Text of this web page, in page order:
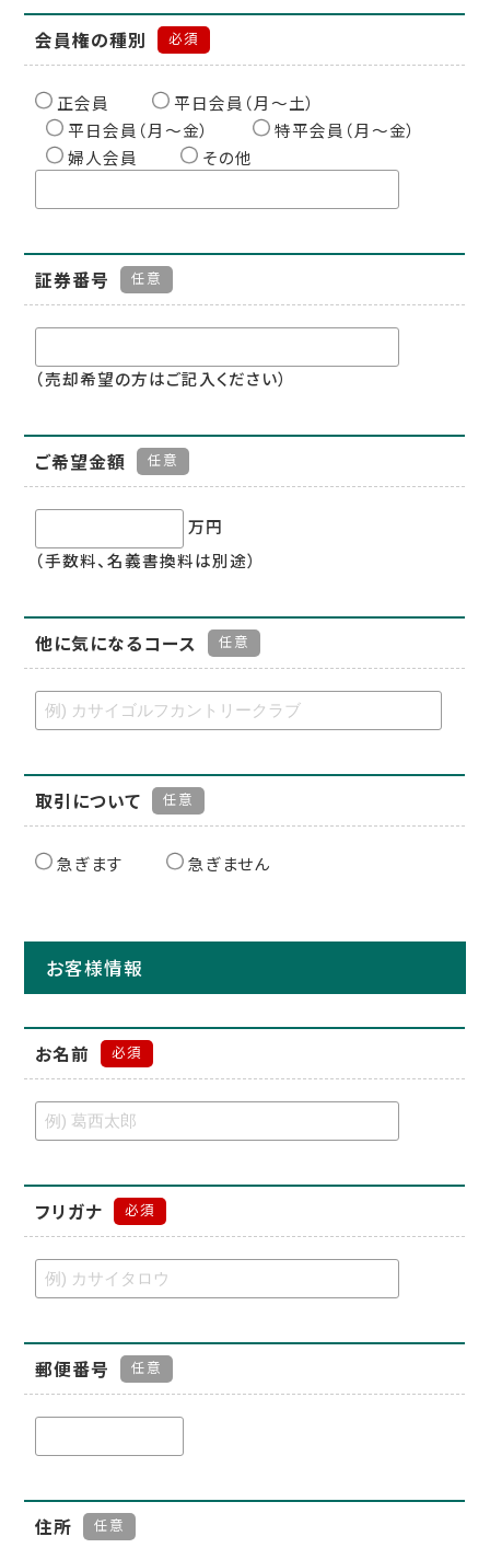
会員権の種別 必須
正会員
平日会員（月〜土）
平日会員（月〜金）
特平会員（月〜金）
婦人会員
その他
証券番号 任意
（売却希望の方はご記入ください）
ご希望金額 任意
万円
（手数料、名義書換料は別途）
他に気になるコース 任意
取引について 任意
急ぎます 急ぎません
お客様情報
お名前 必須
フリガナ 必須
郵便番号 任意
住所 任意